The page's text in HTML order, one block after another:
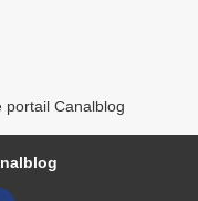
portail Canalblog